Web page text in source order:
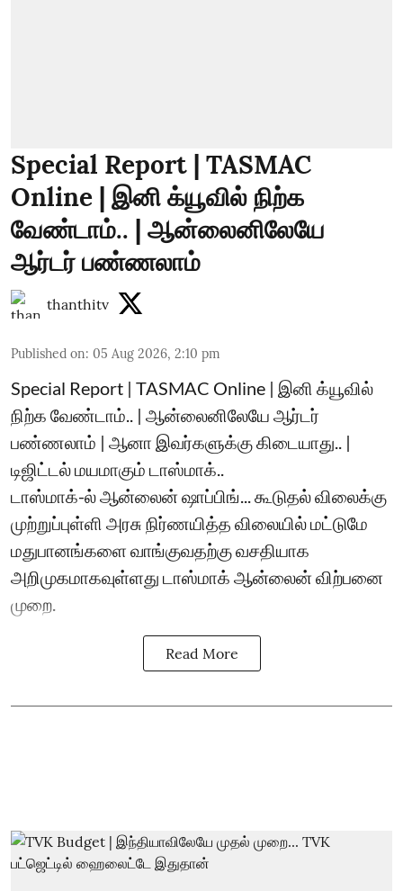
Special Report | TASMAC
Online | இனி க்யூவில் நிற்க
வேண்டாம்.. | ஆன்லைனிலேயே
ஆர்டர் பண்ணலாம்
thanthitv
Published on: 05 Aug 2026, 2:10 pm
Special Report | TASMAC Online | இனி க்யூவில்
நிற்க வேண்டாம்.. | ஆன்லைனிலேயே ஆர்டர்
பண்ணலாம் | ஆனா இவர்களுக்கு கிடையாது.. |
டிஜிட்டல் மயமாகும் டாஸ்மாக்..
டாஸ்மாக்-ல் ஆன்லைன் ஷாப்பிங்... கூடுதல் விலைக்கு
முற்றுப்புள்ளி அரசு நிர்ணயித்த விலையில் மட்டுமே
மதுபானங்களை வாங்குவதற்கு வசதியாக
அறிமுகமாகவுள்ளது டாஸ்மாக் ஆன்லைன் விற்பனை
முறை.
Read More